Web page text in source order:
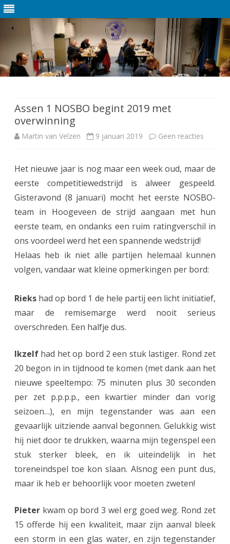
de
inhoud
Assen 1 NOSBO begint 2019 met
overwinning
Martin van Velzen 9 januari 2019 Geen reacties
A
s
e
O
S
O
b
e
i
n
t
1
Het nieuwe jaar is nog maar een week oud, maar de
eerste competitiewedstrijd is alweer gespeeld.
Gisteravond (8 januari) mocht het eerste NOSBO-
team in Hoogeveen de strijd aangaan met hun
eerste team, en ondanks een ruim ratingverschil in
ons voordeel werd het een spannende wedstrijd!
Helaas heb ik niet alle partijen helemaal kunnen
volgen, vandaar wat kleine opmerkingen per bord:
Rieks had op bord 1 de hele partij een licht initiatief,
maar de remisemarge werd nooit serieus
overschreden. Een halfje dus.
Ikzelf had het op bord 2 een stuk lastiger. Rond zet
20 begon in in tijdnood te komen (met dank aan het
nieuwe speeltempo: 75 minuten plus 30 seconden
per zet p.p.p.p., een kwartier minder dan vorig
seizoen…), en mijn tegenstander was aan een
gevaarlijk uitziende aanval begonnen. Gelukkig wist
hij niet door te drukken, waarna mijn tegenspel een
stuk sterker bleek, en ik uiteindelijk in het
toreneindspel toe kon slaan. Alsnog een punt dus,
maar ik heb er behoorlijk voor moeten zweten!
Pieter kwam op bord 3 wel erg goed weg. Rond zet
15 offerde hij een kwaliteit, maar zijn aanval bleek
een storm in een glas water, en zijn tegenstander